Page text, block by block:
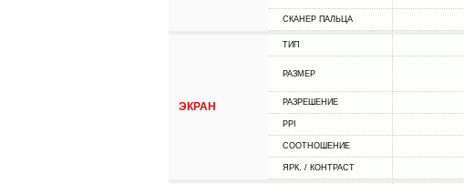
СКАНЕР ПАЛЬЦА
ЭКРАН
ТИП
РАЗМЕР
РАЗРЕШЕНИЕ
PPI
СООТНОШЕНИЕ
ЯРК. / КОНТРАСТ